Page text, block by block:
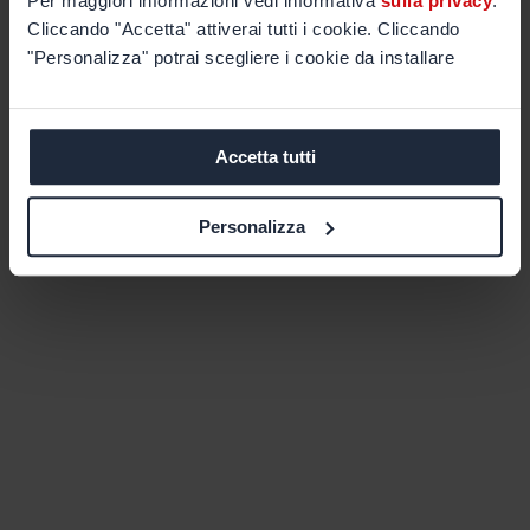
Cliccando "Accetta" attiverai tutti i cookie. Cliccando
"Personalizza" potrai scegliere i cookie da installare
Accetta tutti
Personalizza